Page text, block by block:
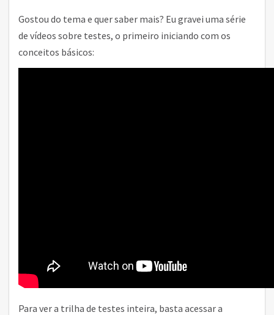
Gostou do tema e quer saber mais? Eu gravei uma série
de vídeos sobre testes, o primeiro iniciando com os
conceitos básicos:
Para ver a trilha de testes inteira, basta acessar a